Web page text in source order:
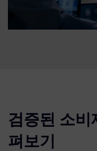
검증된 소비
펴보기